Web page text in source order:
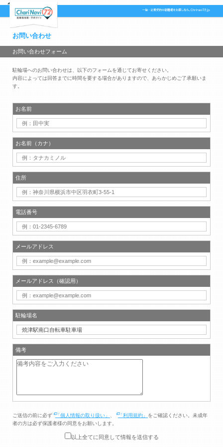
お問い合わせ
お問い合わせフォーム
駐輪場へのお問い合わせは、以下のフォームを通じてお寄せください。
内容によっては回答までに時間を要する場合がありますので、あらかじめご了承願いま
す。
お名前
お名前（カナ）
住所
電話番号
メールアドレス
メールアドレス（確認用）
駐輪場名
備考
ご送信の前に必ず 「個人情報の取り扱い」 「利用規約」 をご確認ください。未成年
者の方は必ず保護者様の同意をお願いします。
以上全てに同意して情報を送信する